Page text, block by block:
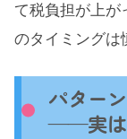
て税負担が上が
のタイミングは
パター
——実は